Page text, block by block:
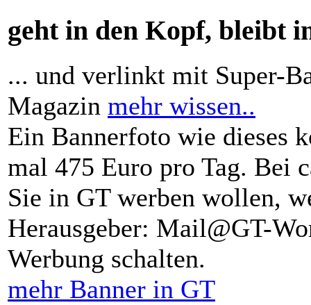
geht in den Kopf, bleibt
... und verlinkt mit Super-
Magazin mehr wissen..
Ein Bannerfoto wie dieses
mal 475 Euro pro Tag. Bei
Sie in GT werben wollen,
Herausgeber: Mail@GT-
Werbung schalten.
mehr Banner in GT